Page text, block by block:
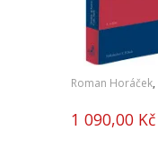
Roman Horáček,
1 090,00 Kč